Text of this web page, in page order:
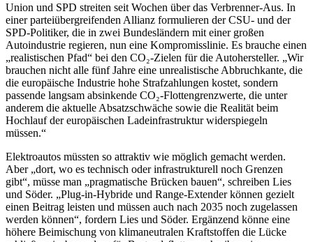
Union und SPD streiten seit Wochen über das Verbrenner-Aus. In
einer parteiübergreifenden Allianz formulieren der CSU- und der
SPD-Politiker, die in zwei Bundesländern mit einer großen
Autoindustrie regieren, nun eine Kompromisslinie. Es brauche einen
„realistischen Pfad“ bei den CO₂-Zielen für die Autohersteller. „Wir
brauchen nicht alle fünf Jahre eine unrealistische Abbruchkante, die
die europäische Industrie hohe Strafzahlungen kostet, sondern
passende langsam absinkende CO₂-Flottengrenzwerte, die unter
anderem die aktuelle Absatzschwäche sowie die Realität beim
Hochlauf der europäischen Ladeinfrastruktur widerspiegeln
müssen.“
Elektroautos müssten so attraktiv wie möglich gemacht werden.
Aber „dort, wo es technisch oder infrastrukturell noch Grenzen
gibt“, müsse man „pragmatische Brücken bauen“, schreiben Lies
und Söder. „Plug-in-Hybride und Range-Extender können gezielt
einen Beitrag leisten und müssen auch nach 2035 noch zugelassen
werden können“, fordern Lies und Söder. Ergänzend könne eine
höhere Beimischung von klimaneutralen Kraftstoffen die Lücke